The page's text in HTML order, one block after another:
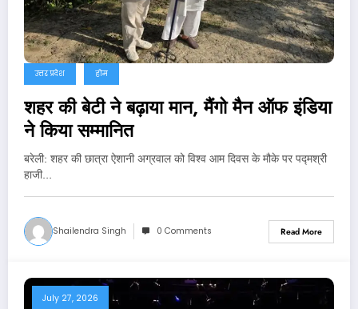
उत्तर प्रदेश होम
शहर की बेटी ने बढ़ाया मान, मैंगो मैन ऑफ इंडिया
ने किया सम्मानित
बरेली: शहर की छात्रा ऐशानी अग्रवाल को विश्व आम दिवस के मौके पर पद्मश्री
हाजी…
Shailendra Singh 0 Comments Read More
July 27, 2026